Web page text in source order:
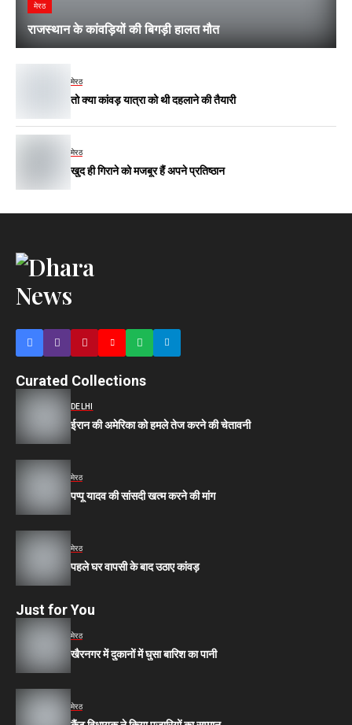
मेरठ
राजस्थान के कांवड़ियों की बिगड़ी हालत मौत
मेरठ
तो क्या कांवड़ यात्रा को थी दहलाने की तैयारी
मेरठ
खुद ही गिराने को मजबूर हैं अपने प्रतिष्ठान
Curated Collections
DELHI
ईरान की अमेरिका को हमले तेज करने की चेतावनी
मेरठ
पप्पू यादव की सांसदी खत्म करने की मांग
मेरठ
पहले घर वापसी के बाद उठाए कांवड़
Just for You
मेरठ
खैरनगर में दुकानों में घुसा बारिश का पानी
मेरठ